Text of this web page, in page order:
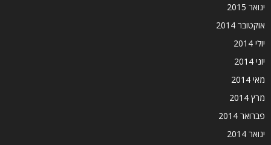
ינואר 2015
אוקטובר 2014
יולי 2014
יוני 2014
מאי 2014
מרץ 2014
פברואר 2014
ינואר 2014